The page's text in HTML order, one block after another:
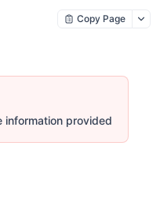
Copy Page
information provided